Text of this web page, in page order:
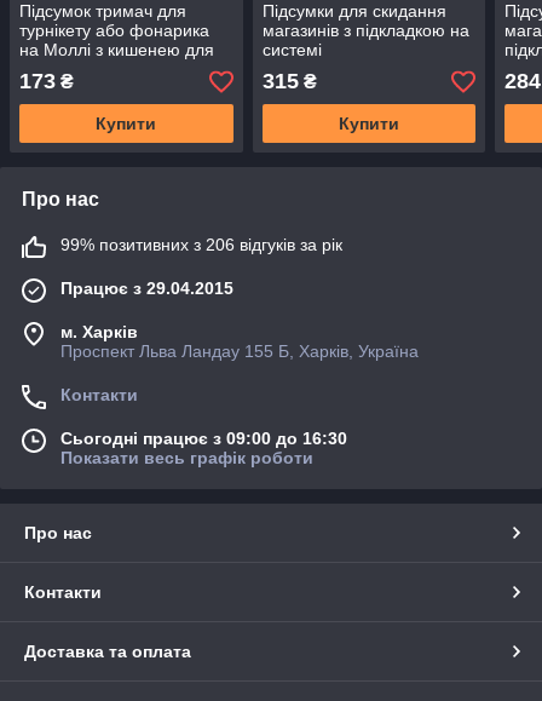
Підсумок тримач для
турнікету або фонарика
на Моллі з кишенею для
ножиць та маркера
Піксель ,Мультикам SP
173 ₴
Купити
Підсумки для скидання
магазинів з підкладкою на
системі
MOLLE(Мультикам)
(Піксель)(Олива)
315₴
Купити
284
Про нас
99% позитивних з 206 відгуків за рік
Працює з 29.04.2015
м. Харків
Проспект Льва Ландау 155 Б, Харків, Україна
Контакти
Сьогодні працює з 09:00 до 16:30
Показати весь графік роботи
Про нас
Контакти
Доставка та оплата